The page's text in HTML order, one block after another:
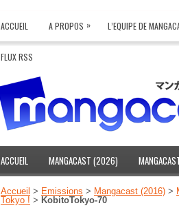
ACCUEIL A PROPOS » L’EQUIPE DE
FLUX RSS
ACCUEIL MANGACAST (2026)
Accueil > Emissions > Mangacast (2016) >
Tokyo ! > KobitoTokyo-70